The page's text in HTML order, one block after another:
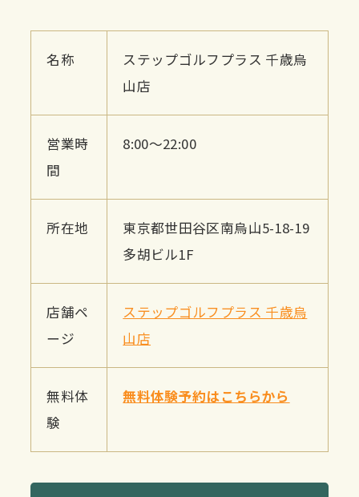
名称
ステップゴルフプラス 千歳烏
山店
営業時
間
8:00～22:00
所在地
東京都世田谷区南烏山5-18-19
多胡ビル1F
店舗ペ
ージ
ステップゴルフプラス 千歳烏
山店
無料体
験
無料体験予約はこちらから